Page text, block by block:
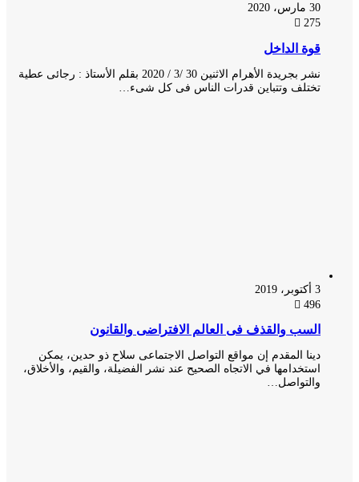
قوة الداخل
نشر بجريدة الأهرام الاثنين 30 /3 / 2020 بقلم الأستاذ : رجائى عطية
تختلف وتتباين قدرات الناس فى كل شىء…
السب والقذف فى العالم الافتراضى والقانون
دينا المقدم إن مواقع التواصل الاجتماعى سلاح ذو حدين، يمكن
استخدامها في الاتجاه الصحيح عند نشر الفضيلة، والقيم، والأخلاق،
والتواصل…